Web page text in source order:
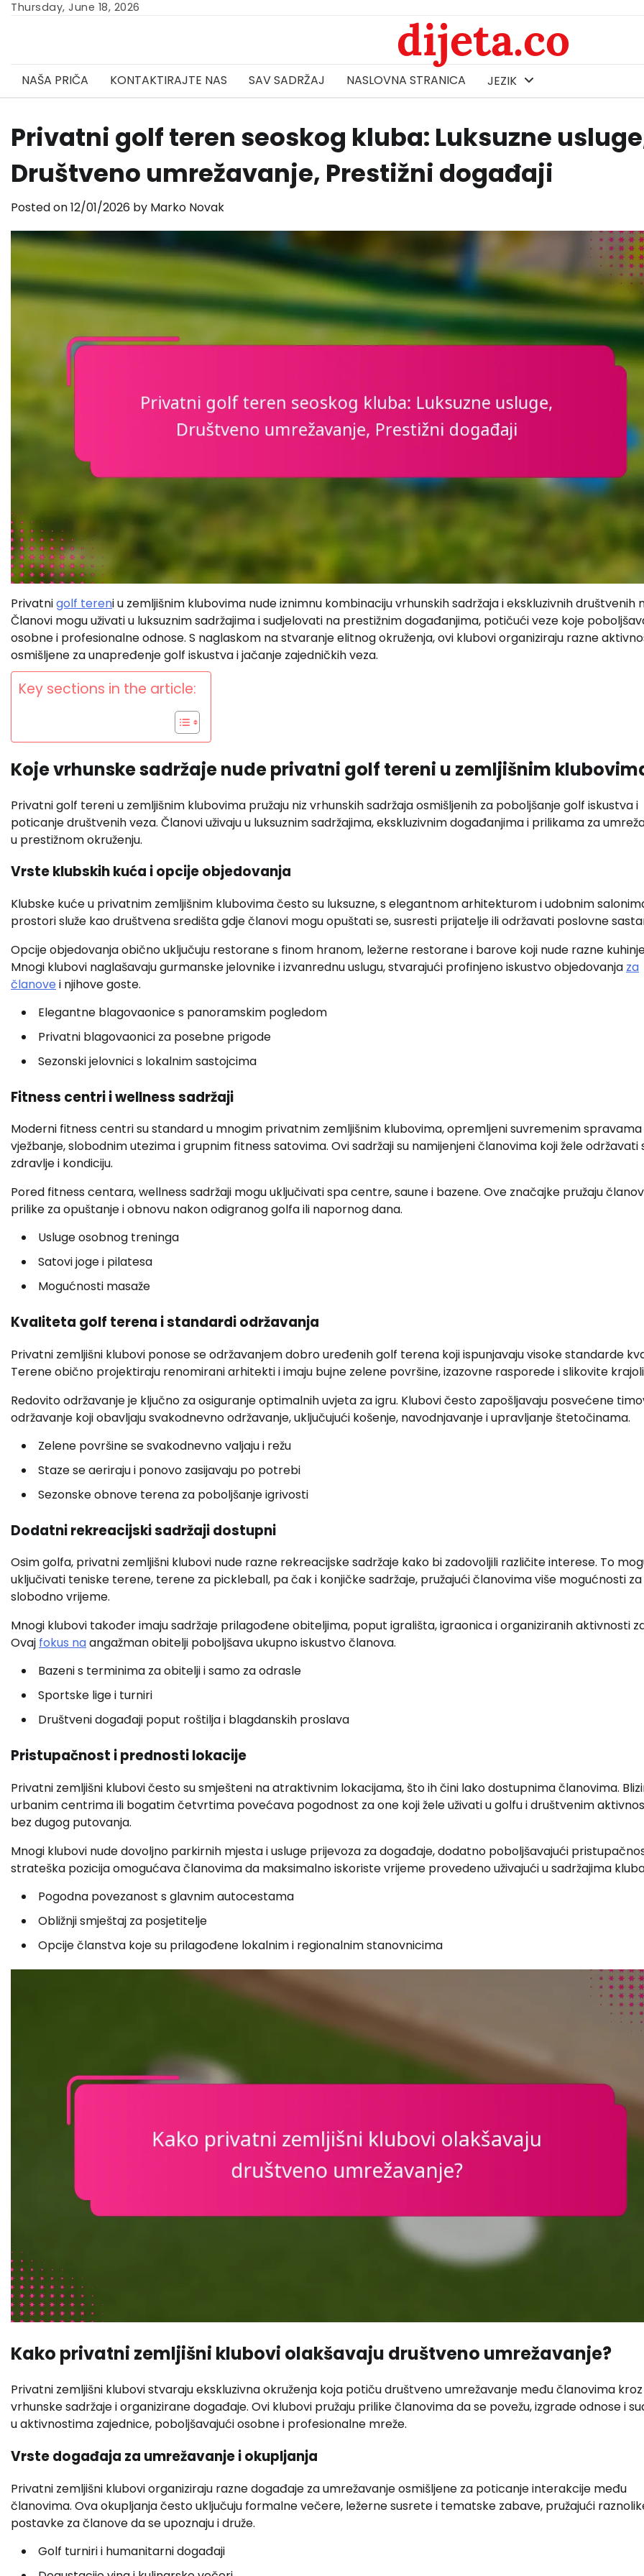
SkipThursday, June 18, 2026
dijeta.co
NAŠA PRIČA KONTAKTIRAJTE NAS SAV SADRŽAJ NASLOVNA STRANICA JEZIK
Privatni golf teren seoskog kluba: Luksuzne
Društveno umrežavanje, Prestižni događaji
Posted on12/01/2026 by Marko Novak
Privatnigolf tereni u zemljišnim klubovima nude iznimnu kombinaciju vrhunskih sadržaja i ekskluzivnih društvenih
Članovi mogu uživati u luksuznim sadržajima i sudjelovati na prestižnim događanjima, potičući veze koje
osobne i profesionalne odnose. S naglaskom na stvaranje elitnog okruženja, ovi klubovi organiziraju razne
osmišljene za unapređenje golf iskustva i jačanje zajedničkih veza.
Key sections in the article:
Koje vrhunske sadržaje nude privatni golf tereni u zemljišnim
Privatni golf tereni u zemljišnim klubovima pružaju niz vrhunskih sadržaja osmišljenih za poboljšanje golf iskustva i
poticanje društvenih veza. Članovi uživaju u luksuznim sadržajima, ekskluzivnim događanjima i prilikama za
u prestižnom okruženju.
Vrste klubskih kuća i opcije objedovanja
Klubske kuće u privatnim zemljišnim klubovima često su luksuzne, s elegantnom arhitekturom i udobnim
prostori služe kao društvena središta gdje članovi mogu opuštati se, susresti prijatelje ili održavati poslovne
Opcije objedovanja obično uključuju restorane s finom hranom, ležerne restorane i barove koji nude razne
Mnogi klubovi naglašavaju gurmanske jelovnike i izvanrednu uslugu, stvarajući profinjeno iskustvo objedovanja za
članove i njihove goste.
Elegantne blagovaonice s panoramskim pogledom
Privatni blagovaonici za posebne prigode
Sezonski jelovnici s lokalnim sastojcima
Fitness centri i wellness sadržaji
Moderni fitness centri su standard u mnogim privatnim zemljišnim klubovima, opremljeni suvremenim spravama
vježbanje, slobodnim utezima i grupnim fitness satovima. Ovi sadržaji su namijenjeni članovima koji žele održavati
zdravlje i kondiciju.
Pored fitness centara, wellness sadržaji mogu uključivati spa centre, saune i bazene. Ove značajke pružaju
prilike za opuštanje i obnovu nakon odigranog golfa ili napornog dana.
Usluge osobnog treninga
Satovi joge i pilatesa
Mogućnosti masaže
Kvaliteta golf terena i standardi održavanja
Privatni zemljišni klubovi ponose se održavanjem dobro uređenih golf terena koji ispunjavaju visoke standarde
Terene obično projektiraju renomirani arhitekti i imaju bujne zelene površine, izazovne rasporede i slikovite
Redovito održavanje je ključno za osiguranje optimalnih uvjeta za igru. Klubovi često zapošljavaju posvećene
održavanje koji obavljaju svakodnevno održavanje, uključujući košenje, navodnjavanje i upravljanje štetočinama.
Zelene površine se svakodnevno valjaju i režu
Staze se aeriraju i ponovo zasijavaju po potrebi
Sezonske obnove terena za poboljšanje igrivosti
Dodatni rekreacijski sadržaji dostupni
Osim golfa, privatni zemljišni klubovi nude razne rekreacijske sadržaje kako bi zadovoljili različite interese. To
uključivati teniske terene, terene za pickleball, pa čak i konjičke sadržaje, pružajući članovima više mogućnosti za
slobodno vrijeme.
Mnogi klubovi također imaju sadržaje prilagođene obiteljima, poput igrališta, igraonica i organiziranih aktivnosti
Ovaj fokus naangažman obitelji poboljšava ukupno iskustvo članova.
Bazeni s terminima za obitelji i samo za odrasle
Sportske lige i turniri
Društveni događaji poput roštilja i blagdanskih proslava
Pristupačnost i prednosti lokacije
Privatni zemljišni klubovi često su smješteni na atraktivnim lokacijama, što ih čini lako dostupnima članovima.
urbanim centrima ili bogatim četvrtima povećava pogodnost za one koji žele uživati u golfu i društvenim
bez dugog putovanja.
Mnogi klubovi nude dovoljno parkirnih mjesta i usluge prijevoza za događaje, dodatno poboljšavajući
strateška pozicija omogućava članovima da maksimalno iskoriste vrijeme provedeno uživajući u sadržajima
Pogodna povezanost s glavnim autocestama
Obližnji smještaj za posjetitelje
Opcije članstva koje su prilagođene lokalnim i regionalnim stanovnicima
Kako privatni zemljišni klubovi olakšavaju društveno umrežavanje?
Privatni zemljišni klubovi stvaraju ekskluzivna okruženja koja potiču društveno umrežavanje među članovima kroz
vrhunske sadržaje i organizirane događaje. Ovi klubovi pružaju prilike članovima da se povežu, izgrade odnose i
u aktivnostima zajednice, poboljšavajući osobne i profesionalne mreže.
Vrste događaja za umrežavanje i okupljanja
Privatni zemljišni klubovi organiziraju razne događaje za umrežavanje osmišljene za poticanje interakcije među
članovima. Ova okupljanja često uključuju formalne večere, ležerne susrete i tematske zabave, pružajući
postavke za članove da se upoznaju i druže.
Golf turniri i humanitarni događaji